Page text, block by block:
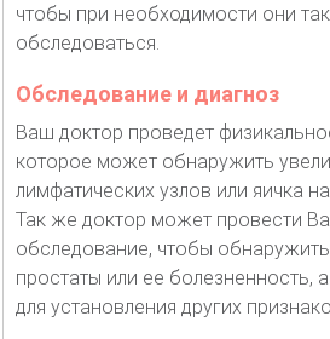
чтобы при необходимости они
обследоваться.
Обследование и диагноз
Ваш доктор проведет
которое может обнаружить
лимфатических узлов или яичка
Так же доктор может провести
обследование, чтобы
простаты или ее болезненность,
для установления других